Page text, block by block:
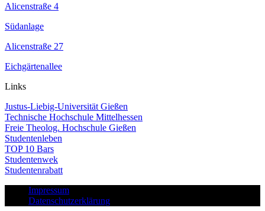
Alicenstraße 4
Südanlage
Alicenstraße 27
Eichgärtenallee
Links
Justus-Liebig-Universität Gießen
Technische Hochschule Mittelhessen
Freie Theolog. Hochschule Gießen
Studentenleben
TOP 10 Bars
Studentenwek
Studentenrabatt
Impressum
Datenschutzerklärung